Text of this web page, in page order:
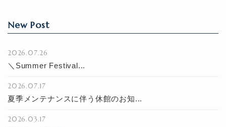
New Post
2026.07.26
＼Summer Festival...
2026.07.17
夏季メンテナンスに伴う休館のお知...
2026.03.17